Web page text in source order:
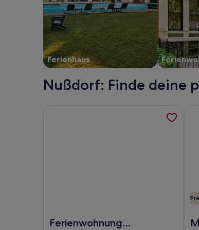
Ferienhaus
Nußdorf: Finde deine
Ferienwohnung